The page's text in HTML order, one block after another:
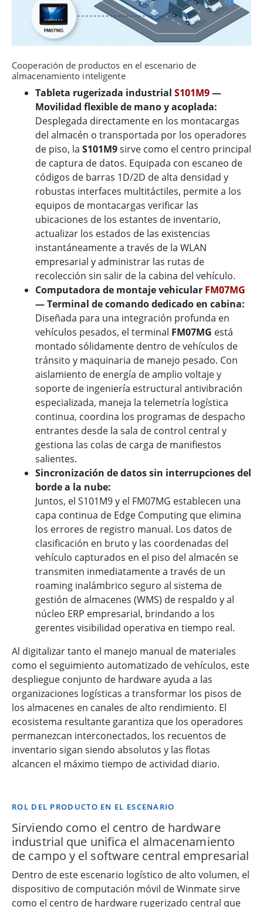
Cooperación de productos en el escenario de
almacenamiento inteligente
Tableta rugerizada industrial S101M9—
Movilidad flexible de mano y acoplada:
Desplegada directamente en los montacargas
del almacén o transportada por los operadores
de piso, la S101M9sirve como el centro principal
de captura de datos. Equipada con escaneo de
códigos de barras 1D/2D de alta densidad y
robustas interfaces multitáctiles, permite a los
equipos de montacargas verificar las
ubicaciones de los estantes de inventario,
actualizar los estados de las existencias
instantáneamente a través de la WLAN
empresarial y administrar las rutas de
recolección sin salir de la cabina del vehículo.
Computadora de montaje vehicular FM07MG
— Terminal de comando dedicado en cabina:
Diseñada para una integración profunda en
vehículos pesados, el terminal FM07MG está
montado sólidamente dentro de vehículos de
tránsito y maquinaria de manejo pesado. Con
aislamiento de energía de amplio voltaje y
soporte de ingeniería estructural antivibración
especializada, maneja la telemetría logística
continua, coordina los programas de despacho
entrantes desde la sala de control central y
gestiona las colas de carga de manifiestos
salientes.
Sincronización de datos sin interrupciones del
borde a la nube:
Juntos, el S101M9 y el FM07MG establecen una
capa continua de Edge Computing que elimina
los errores de registro manual. Los datos de
clasificación en bruto y las coordenadas del
vehículo capturados en el piso del almacén se
transmiten inmediatamente a través de un
roaming inalámbrico seguro al sistema de
gestión de almacenes (WMS) de respaldo y al
núcleo ERP empresarial, brindando a los
gerentes visibilidad operativa en tiempo real.
Al digitalizar tanto el manejo manual de materiales
como el seguimiento automatizado de vehículos, este
despliegue conjunto de hardware ayuda a las
organizaciones logísticas a transformar los pisos de
los almacenes en canales de alto rendimiento. El
ecosistema resultante garantiza que los operadores
permanezcan interconectados, los recuentos de
inventario sigan siendo absolutos y las flotas
alcancen el máximo tiempo de actividad diario.
ROL DEL PRODUCTO EN EL ESCENARIO
Sirviendo como el centro de hardware
industrial que unifica el almacenamiento
de campo y el software central empresarial
Dentro de este escenario logístico de alto volumen, el
dispositivo de computación móvil de Winmate sirve
como el centro de hardware rugerizado central que